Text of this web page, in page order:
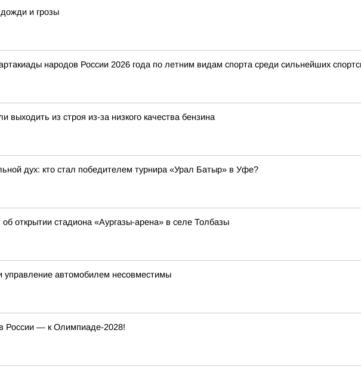
и грозы
народов России 2026 года по летним видам спорта среди сильнейших
выходить из строя из-за низкого качества бензина
дух: кто стал победителем турнира «Урал Батыр» в Уфе?
открытии стадиона «Аургазы-арена» в селе Толбазы
управление автомобилем несовместимы
России — к Олимпиаде-2028!